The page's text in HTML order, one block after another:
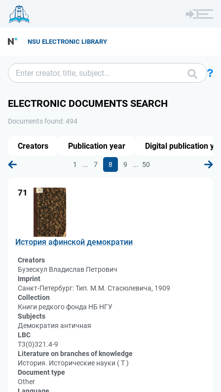
NSU ELECTRONIC LIBRARY
ELECTRONIC DOCUMENTS SEARCH
Documents found: 494
1 ... 7 8 9 ... 50
71
История афинской демократии
Creators
Бузескул Владислав Петрович
Imprint
Санкт-Петербург: Тип. М.М. Стасюлевича, 1909
Collection
Книги редкого фонда НБ НГУ
Subjects
Демократия античная
LBC
Т3(0)321.4-9
Literature on branches of knowledge
История. Исторические науки ( Т )
Document type
Other
Creators Publication year Digital publication